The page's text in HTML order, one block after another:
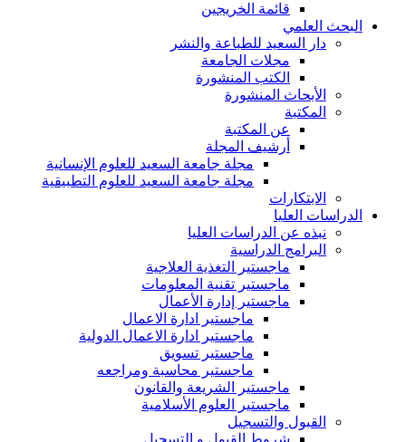
قائمة الخريجين
البحث العلمي
دار السعيد للطباعة والنشر
مجلات الجامعة
الكتب المنشورة
الأبحاث المنشورة
المكتبة
عن المكتبة
أرشيف المجلة
مجلة جامعة السعيد للعلوم الإنسانية
مجلة جامعة السعيد للعلوم التطبيقية
الابتكارات
الدراسات العليا
نبذه عن الدراسات العليا
البرامج الدراسية
ماجستير التغذية العلاجية
ماجستير تقنية المعلومات
ماجستير إدارة الأعمال
ماجستير ادارة الاعمال
ماجستير ادارة الاعمال الدولية
ماجستير تسويق
ماجستير محاسبة ومراجعه
ماجستير الشريعة والقانون
ماجستير العلوم الأسلامية
القبول والتسجيل
شروط القبول و التسجيل